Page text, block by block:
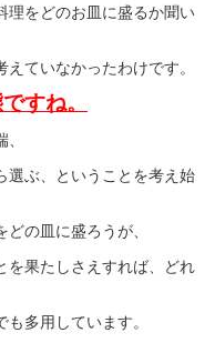
理をどのお皿に盛るか聞い
ていなかったわけです。
すね。
選ぶ、ということを考え始
の皿に盛ろうが、
を果たしさえすれば、どれ
多用しています。